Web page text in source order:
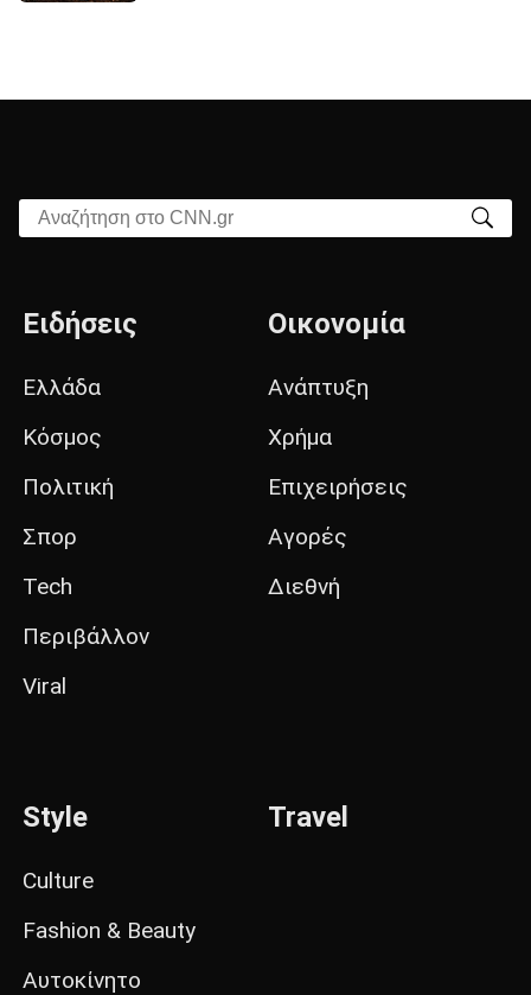
Αναζήτηση στο CNN.gr
Ειδήσεις
Ελλάδα
Κόσμος
Πολιτική
Σπορ
Tech
Περιβάλλον
Viral
Οικονομία
Ανάπτυξη
Χρήμα
Επιχειρήσεις
Αγορές
Διεθνή
Style
Culture
Fashion & Beauty
Αυτοκίνητο
Travel